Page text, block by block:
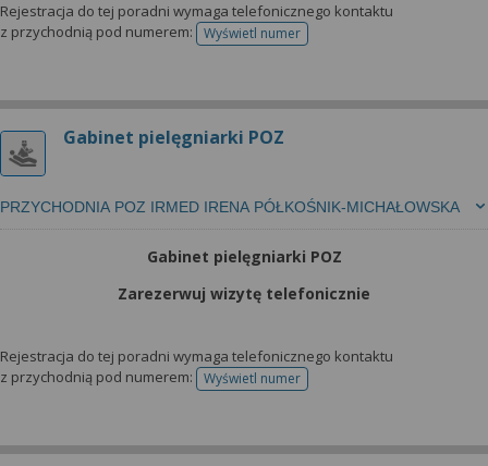
Rejestracja do tej poradni wymaga telefonicznego kontaktu
z przychodnią pod numerem:
Wyświetl numertelefonu do rejestracji
Gabinet pielęgniarki POZ
PRZYCHODNIA POZ IRMED IRENA PÓŁKOŚNIK-MICHAŁOWSKA
Gabinet pielęgniarki POZ
Zarezerwuj wizytę telefonicznie
Rejestracja do tej poradni wymaga telefonicznego kontaktu
z przychodnią pod numerem:
Wyświetl numertelefonu do rejestracji